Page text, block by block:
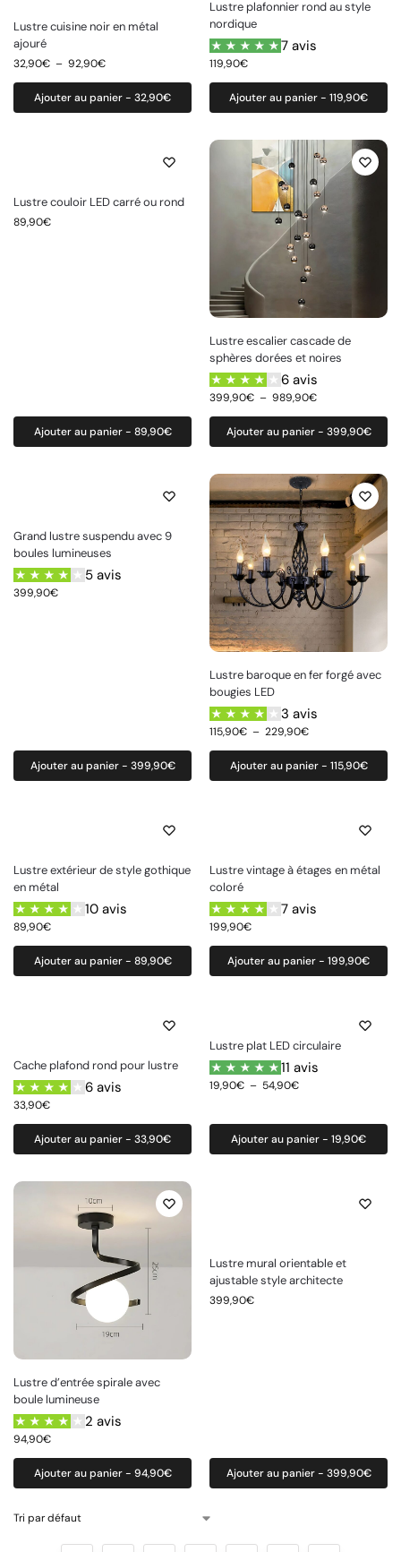
Lustre cuisine noir en métal
ajouré
32,90€ – 92,90€
Ajouter au panier - 32,90€
Lustre plafonnier rond au style
nordique
7 avis
119,90€
Ajouter au panier - 119,90€
Lustre couloir LED carré ou rond
89,90€
Ajouter au panier - 89,90€
Lustre escalier cascade de
sphères dorées et noires
6 avis
399,90€ – 989,90€
Ajouter au panier - 399,90€
Grand lustre suspendu avec 9
boules lumineuses
5 avis
399,90€
Ajouter au panier - 399,90€
Lustre baroque en fer forgé avec
bougies LED
3 avis
115,90€ – 229,90€
Ajouter au panier - 115,90€
Lustre extérieur de style gothique
en métal
10 avis
89,90€
Ajouter au panier - 89,90€
Lustre vintage à étages en métal
coloré
7 avis
199,90€
Ajouter au panier - 199,90€
Cache plafond rond pour lustre
6 avis
33,90€
Ajouter au panier - 33,90€
Lustre plat LED circulaire
11 avis
19,90€ – 54,90€
Ajouter au panier - 19,90€
Lustre d’entrée spirale avec
boule lumineuse
2 avis
94,90€
Ajouter au panier - 94,90€
Lustre mural orientable et
ajustable style architecte
399,90€
Ajouter au panier - 399,90€